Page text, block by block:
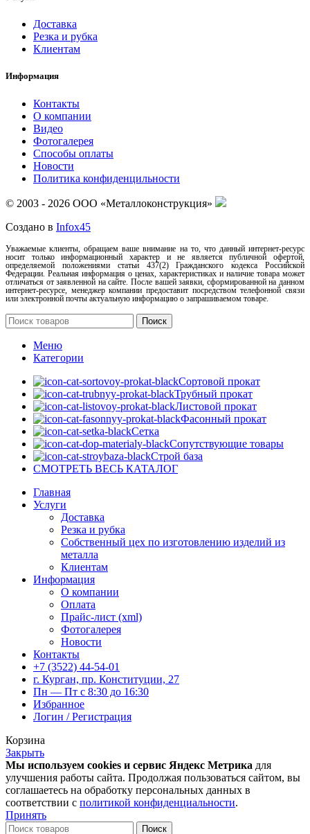
Доставка
Резка и рубка
Клиентам
Информация
Контакты
О компании
Видео
Фотогалерея
Способы оплаты
Новости
Политика конфиденцильности
© 2003 - 2026 ООО «Металлоконструкция»
Создано в Infox45
Уважаемые клиенты, обращаем ваше внимание на то, что данный интернет-ресурс
носит только информационный характер и не является публичной офертой,
определяемой положениями статьи 437(2) Гражданского кодекса Российской
Федерации. Реальная информация о ценах, характеристиках и наличие товара может
отличаться от заявленной на сайте. После вашей заявки, сформированной на данном
интернет-ресурсе, менеджер компании предоставит посредством телефонной связи
или электронной почты актуальную информацию о запрашиваемом товаре.
Поиск
Меню
Категории
Сортовой прокат
Трубный прокат
Листовой прокат
Фасонный прокат
Сетка
Сопутствующие товары
Строй база
СМОТРЕТЬ ВЕСЬ КАТАЛОГ
Главная
Услуги
Доставка
Резка и рубка
Собственный цех по изготовлению изделий из
металла
Клиентам
Информация
О компании
Оплата
Прайс-лист (xml)
Фотогалерея
Новости
Контакты
+7 (3522) 44-54-01
г. Курган, пр. Конституции, 27
Пн — Пт с 8:30 до 16:30
Избранное
Логин / Регистрация
Корзина
Закрыть
Мы используем cookies и сервис Яндекс Метрика для
улучшения работы сайта. Продолжая пользоваться сайтом, вы
соглашаетесь на обработку персональных данных в
соответствии с политикой конфиденциальности.
Принять
Поиск